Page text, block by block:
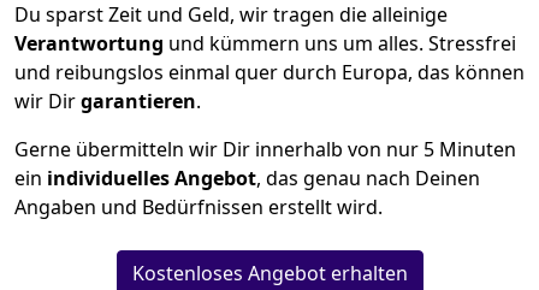
Du sparst Zeit und Geld, wir tragen die alleinige
Verantwortung und kümmern uns um alles. Stressfrei
und reibungslos einmal quer durch Europa, das können
wir Dirgarantieren.
Gerne übermitteln wir Dir innerhalb von nur 5 Minuten
ein individuelles Angebot, das genau nach Deinen
Angaben und Bedürfnissen erstellt wird.
Kostenloses Angebot erhalten